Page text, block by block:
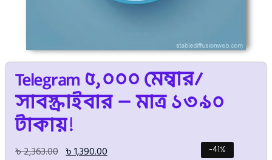
Telegram ৫,০০০ মেম্বার/
সাবস্ক্রাইবার – মাত্র ১৩৯০
টাকায়!
৳2,363.00 ৳1,390.00 -41%